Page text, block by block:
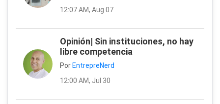
12:07 AM, Aug 07
Opinión| Sin instituciones, no hay
libre competencia
Por EntrepreNerd
12:00 AM, Jul 30